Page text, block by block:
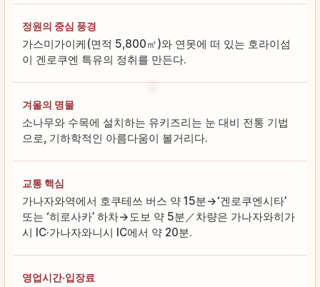
정원의 중심 풍경
가스미가이케(면적 5,800㎡)와 연못에 떠 있는 호라이섬
이 겐로쿠엔 특유의 정취를 만든다.
겨울의 명물
소나무와 수목에 설치하는 유키즈리는 눈 대비 전통 기법
으로, 기하학적인 아름다움이 볼거리다.
교통 핵심
가나자와역에서 호쿠테쓰 버스 약 15분→‘겐로쿠엔시타’
또는 ‘히로사카’ 하차→도보 약 5분／차량은 가나자와히가
시 IC·가나자와니시 IC에서 약 20분.
영업시간·입장료